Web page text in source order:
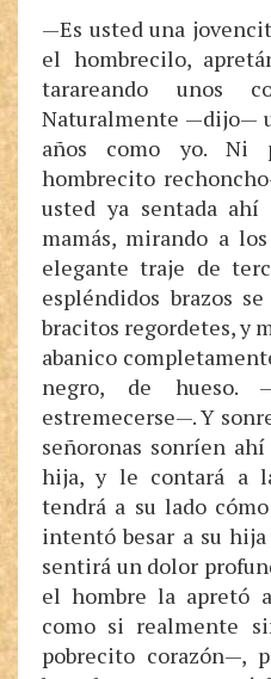
—Es usted una
el hombrecilo,
tarareando unos
Naturalmente —dijo—
años como yo. Ni
hombrecito
usted ya sentada
mamás, mirando a
elegante traje de
espléndidos brazos
bracitos regordetes, y
abanico
negro, de hueso.
estremecerse—. Y
señoronas sonríen
hija, y le contará a
tendrá a su lado
intentó besar a su
sentirá un dolor
el hombre la apretó
como si realmente
pobrecito corazón—,